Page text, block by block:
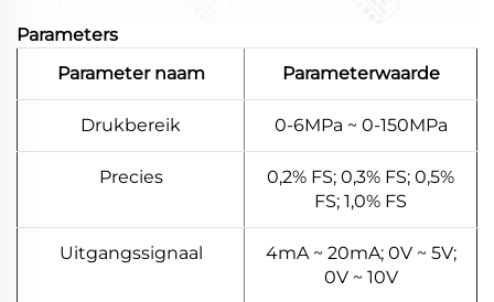
Parameters
Parameter naam
Parameterwaarde
Drukbereik 0-6MPa ~ 0-150MPa
Precies
0,2% FS; 0,3% FS; 0,5%
FS; 1,0% FS
Uitgangssignaal
4mA ~ 20mA; 0V ~ 5V;
0V ~ 10V